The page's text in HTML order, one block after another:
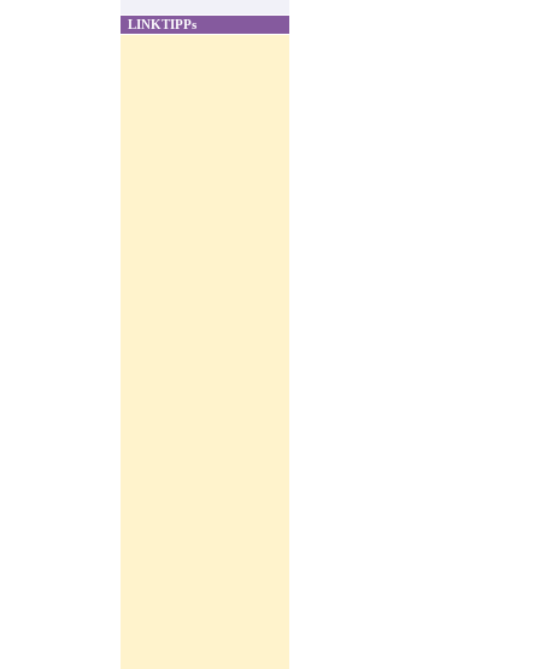
LINKTIPPs